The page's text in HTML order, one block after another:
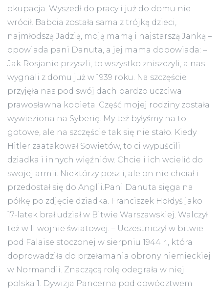
okupacja. Wyszedł do pracy i już do domu nie
wrócił. Babcia została sama z trójką dzieci,
najmłodszą Jadzią, moją mamą i najstarszą Janką –
opowiada pani Danuta, a jej mama dopowiada: –
Jak Rosjanie przyszli, to wszystko zniszczyli, a nas
wygnali z domu już w 1939 roku. Na szczęście
przyjęła nas pod swój dach bardzo uczciwa
prawosławna kobieta. Część mojej rodziny została
wywieziona na Syberię. My też byłyśmy na to
gotowe, ale na szczęście tak się nie stało. Kiedy
Hitler zaatakował Sowietów, to ci wypuścili
dziadka i innych więźniów. Chcieli ich wcielić do
swojej armii. Niektórzy poszli, ale on nie chciał i
przedostał się do Anglii.Pani Danuta sięga na
półkę po zdjęcie dziadka. Franciszek Hołdyś jako
17-latek brał udział w Bitwie Warszawskiej. Walczył
też w II wojnie światowej. – Uczestniczył w bitwie
pod Falaise stoczonej w sierpniu 1944 r., która
doprowadziła do przełamania obrony niemieckiej
w Normandii. Znaczącą rolę odegrała w niej
polska 1. Dywizja Pancerna pod dowództwem